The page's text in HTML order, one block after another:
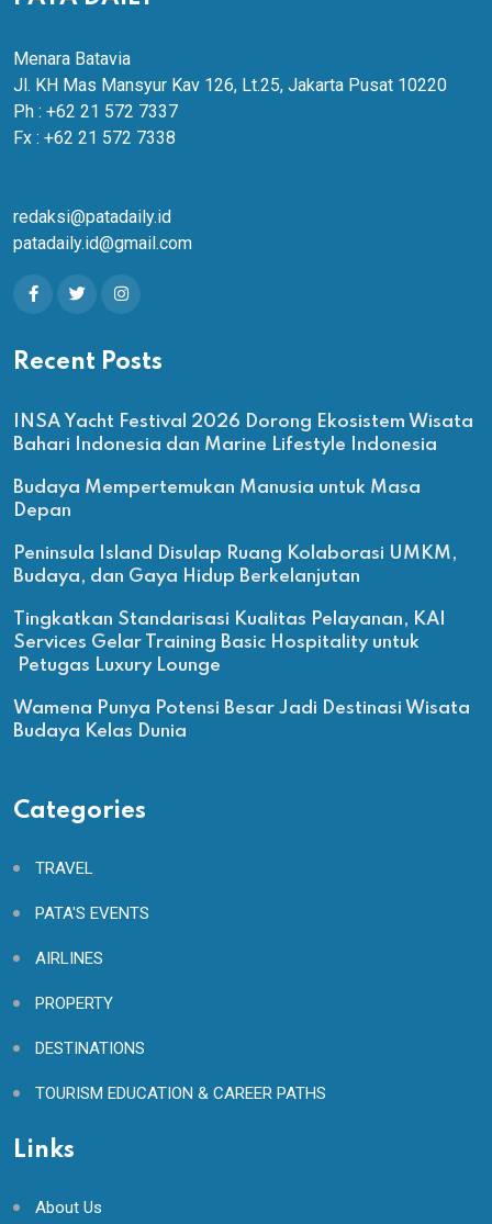
Menara Batavia
Jl. KH Mas Mansyur Kav 126, Lt.25, Jakarta Pusat 10220
Ph : +62 21 572 7337
Fx : +62 21 572 7338
redaksi@patadaily.id
patadaily.id@gmail.com
Recent Posts
INSA Yacht Festival 2026 Dorong Ekosistem Wisata
Bahari Indonesia dan Marine Lifestyle Indonesia
Budaya Mempertemukan Manusia untuk Masa
Depan
Peninsula Island Disulap Ruang Kolaborasi UMKM,
Budaya, dan Gaya Hidup Berkelanjutan
Tingkatkan Standarisasi Kualitas Pelayanan, KAI
Services Gelar Training Basic Hospitality untuk
Petugas Luxury Lounge
Wamena Punya Potensi Besar Jadi Destinasi Wisata
Budaya Kelas Dunia
Categories
TRAVEL
PATA'S EVENTS
AIRLINES
PROPERTY
DESTINATIONS
TOURISM EDUCATION & CAREER PATHS
Links
About Us